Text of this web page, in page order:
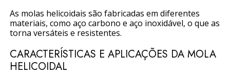
As molas helicoidais são fabricadas em diferentes
materiais, como aço carbono e aço inoxidável, o que as
torna versáteis e resistentes.
CARACTERÍSTICAS E APLICAÇÕES DA MOLA
HELICOIDAL